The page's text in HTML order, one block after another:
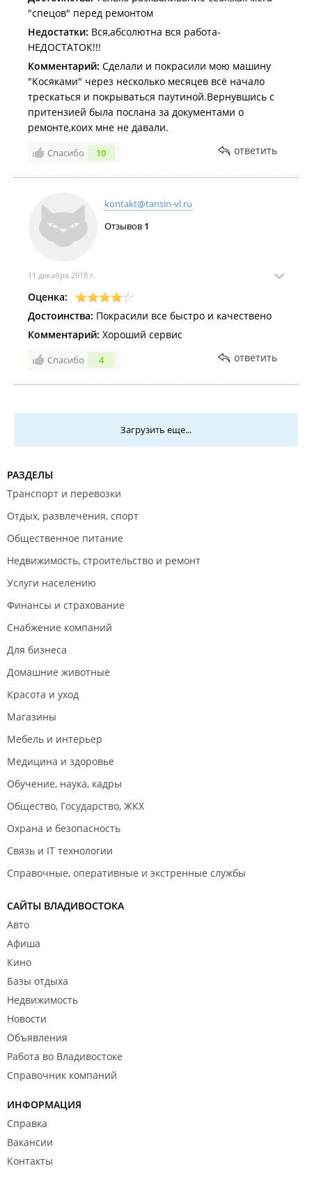
"спецов" перед ремонтом
Недостатки: Вся,абсолютна вся работа-
НЕДОСТАТОК!!!
Комментарий: Сделали и покрасили мою машину
"Косяками" через несколько месяцев всё начало
трескаться и покрываться паутиной.Вернувшись с
притензией была послана за документами о
ремонте,коих мне не давали.
Спасибо 10 ответить
kontakt@tansin-vl.ru
Отзывов 1
11 декабря 2018 г.
Оценка:
Достоинства: Покрасили все быстро и качествено
Комментарий: Хороший сервис
Спасибо 4 ответить
Загрузить еще...
РАЗДЕЛЫ
Транспорт и перевозки
Отдых, развлечения, спорт
Общественное питание
Недвижимость, строительство и ремонт
Услуги населению
Финансы и страхование
Снабжение компаний
Для бизнеса
Домашние животные
Красота и уход
Магазины
Мебель и интерьер
Медицина и здоровье
Обучение, наука, кадры
Общество, Государство, ЖКХ
Охрана и безопасность
Связь и IT технологии
Справочные, оперативные и экстренные службы
САЙТЫ ВЛАДИВОСТОКА
Авто
Афиша
Кино
Базы отдыха
Недвижимость
Новости
Объявления
Работа во Владивостоке
Справочник компаний
ИНФОРМАЦИЯ
Справка
Вакансии
Контакты